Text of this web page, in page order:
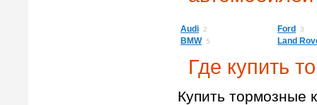
Audi 2
BMW 5
Ford 3
Land
Где купить
Купить тормозные